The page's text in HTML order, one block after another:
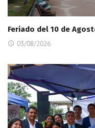
Feriado del 10 de
03/08/2026